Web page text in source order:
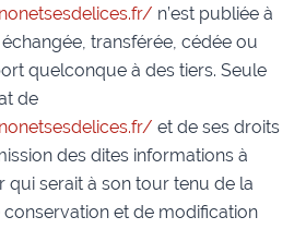
n’est publiée à
échangée, transférée, cédée ou
quelconque à des tiers. Seule
de
et de ses droits
des dites informations à
qui serait à son tour tenu de la
et de modification